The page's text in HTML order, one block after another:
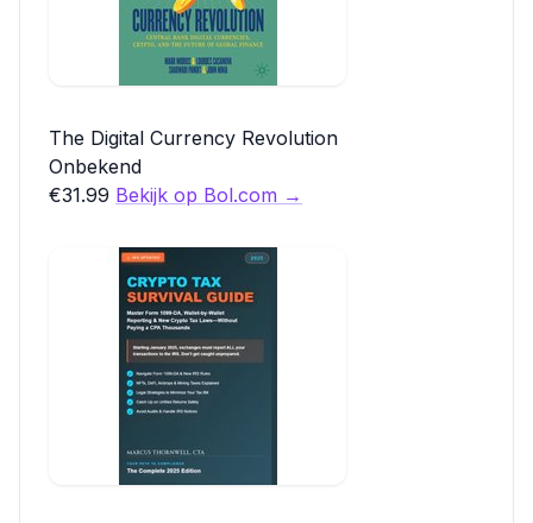
The Digital Currency Revolution
Onbekend
€31.99 Bekijk op Bol.com →